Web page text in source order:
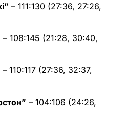
– 111:130 (27:36, 27:26,
– 108:145 (21:28, 30:40,
– 110:117 (27:36, 32:37,
– 104:106 (24:26,